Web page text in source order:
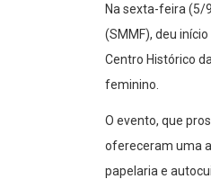
Na sexta-feira (5/
(SMMF), deu
Centro Histórico
feminino.
O evento, que
ofereceram uma
papelaria e